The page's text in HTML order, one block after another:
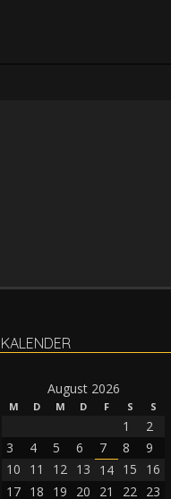
KALENDER
August 2026
M D M D F S S
1
2
3
4 5 6 7 8
9
10
11 12 13 14 15
16
17 18 19 20 21 22 23